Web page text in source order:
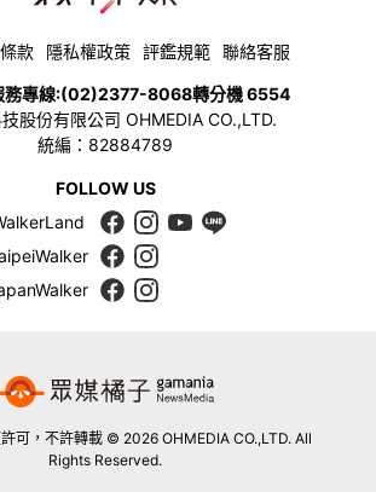
款 隱私權政策 評鑑規範 聯絡客服
務專線:(02)2377-8068轉分機 6554
股份有限公司 OHMEDIA CO.,LTD.
統編：82884789
FOLLOW US
可，不許轉載 © 2026 OHMEDIA CO.,LTD. All
Rights Reserved.